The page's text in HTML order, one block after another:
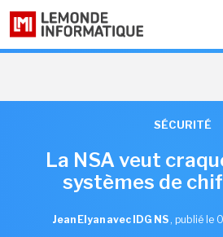
SÉCURITÉ
La NSA veut
systèmes de
Jean Elyan avec IDG NS , publié le